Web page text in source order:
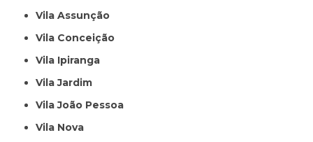
Vila Assunção
Vila Conceição
Vila Ipiranga
Vila Jardim
Vila João Pessoa
Vila Nova